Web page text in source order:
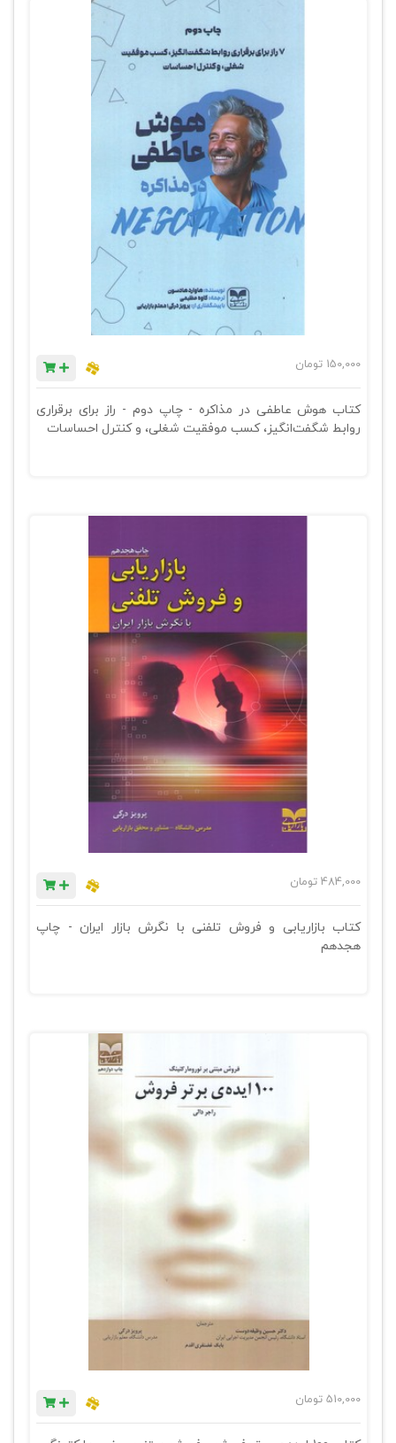
150,000 تومان
کتاب هوش عاطفی در مذاکره - چاپ دوم - راز برای برقراری
روابط شگفت‌انگیز، کسب موفقیت شغلی، و کنترل احساسات
484,000 تومان
کتاب بازاریابی و فروش تلفنی با نگرش بازار ایران - چاپ
هجدهم
510,000 تومان